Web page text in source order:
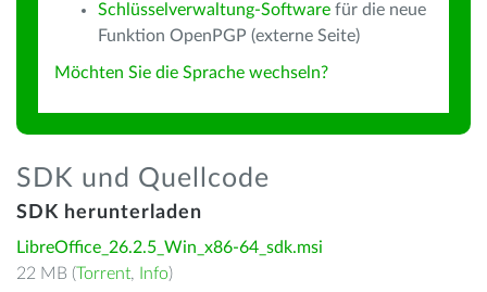
Schlüsselverwaltung-Software für die neue
Funktion OpenPGP (externe Seite)
Möchten Sie die Sprache wechseln?
SDK und Quellcode
SDK herunterladen
LibreOffice_26.2.5_Win_x86-64_sdk.msi
22 MB (Torrent, Info)